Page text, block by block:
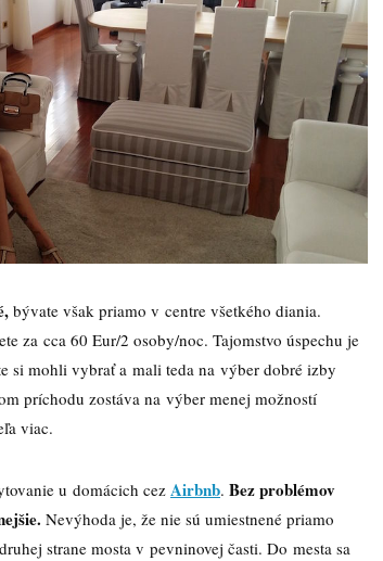
bývate však priamo v centre všetkého diania.
za cca 60 Eur/2 osoby/noc. Tajomstvo úspechu je
si mohli vybrať a mali teda na výber dobré izby
príchodu zostáva na výber menej možností
viac.
u domácich cez Airbnb. Bez problémov
Nevýhoda je, že nie sú umiestnené priamo
strane mosta v pevninovej časti. Do mesta sa